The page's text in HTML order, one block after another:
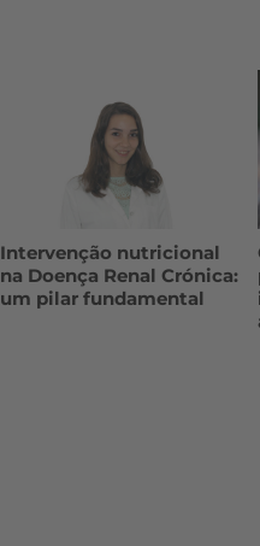
Intervenção nutricional
na Doença Renal Crónica:
um pilar fundamental